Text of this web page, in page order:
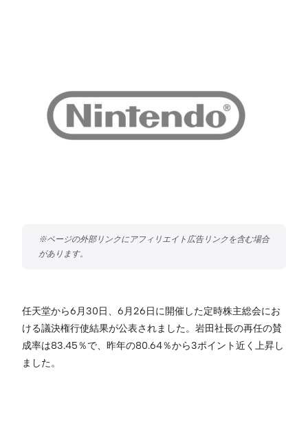
任天堂から6月30日、6月26日に開催した定時株主総会にお
ける議決権行使結果が公表されました。岩田社長の再任の賛
成率は83.45％で、昨年の80.64％から3ポイント近く上昇し
ました。